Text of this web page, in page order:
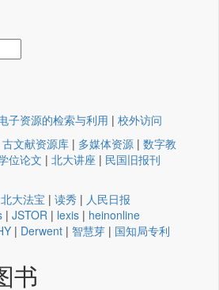
子资源的检索与利用 | 校外访问
古文献资源库 | 多媒体资源 | 数字教
位论文 | 北大讲座 | 民国旧报刊
北大法宝 | 读秀 | 人民日报
| JSTOR | lexis | heinonline
| Derwent | 智慧芽 | 国知局专利
书